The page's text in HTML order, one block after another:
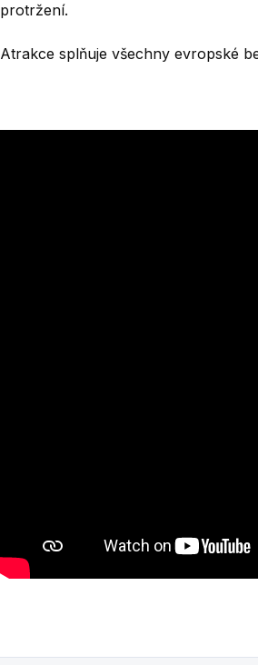
protržení.
Atrakce splňuje všechny evropské